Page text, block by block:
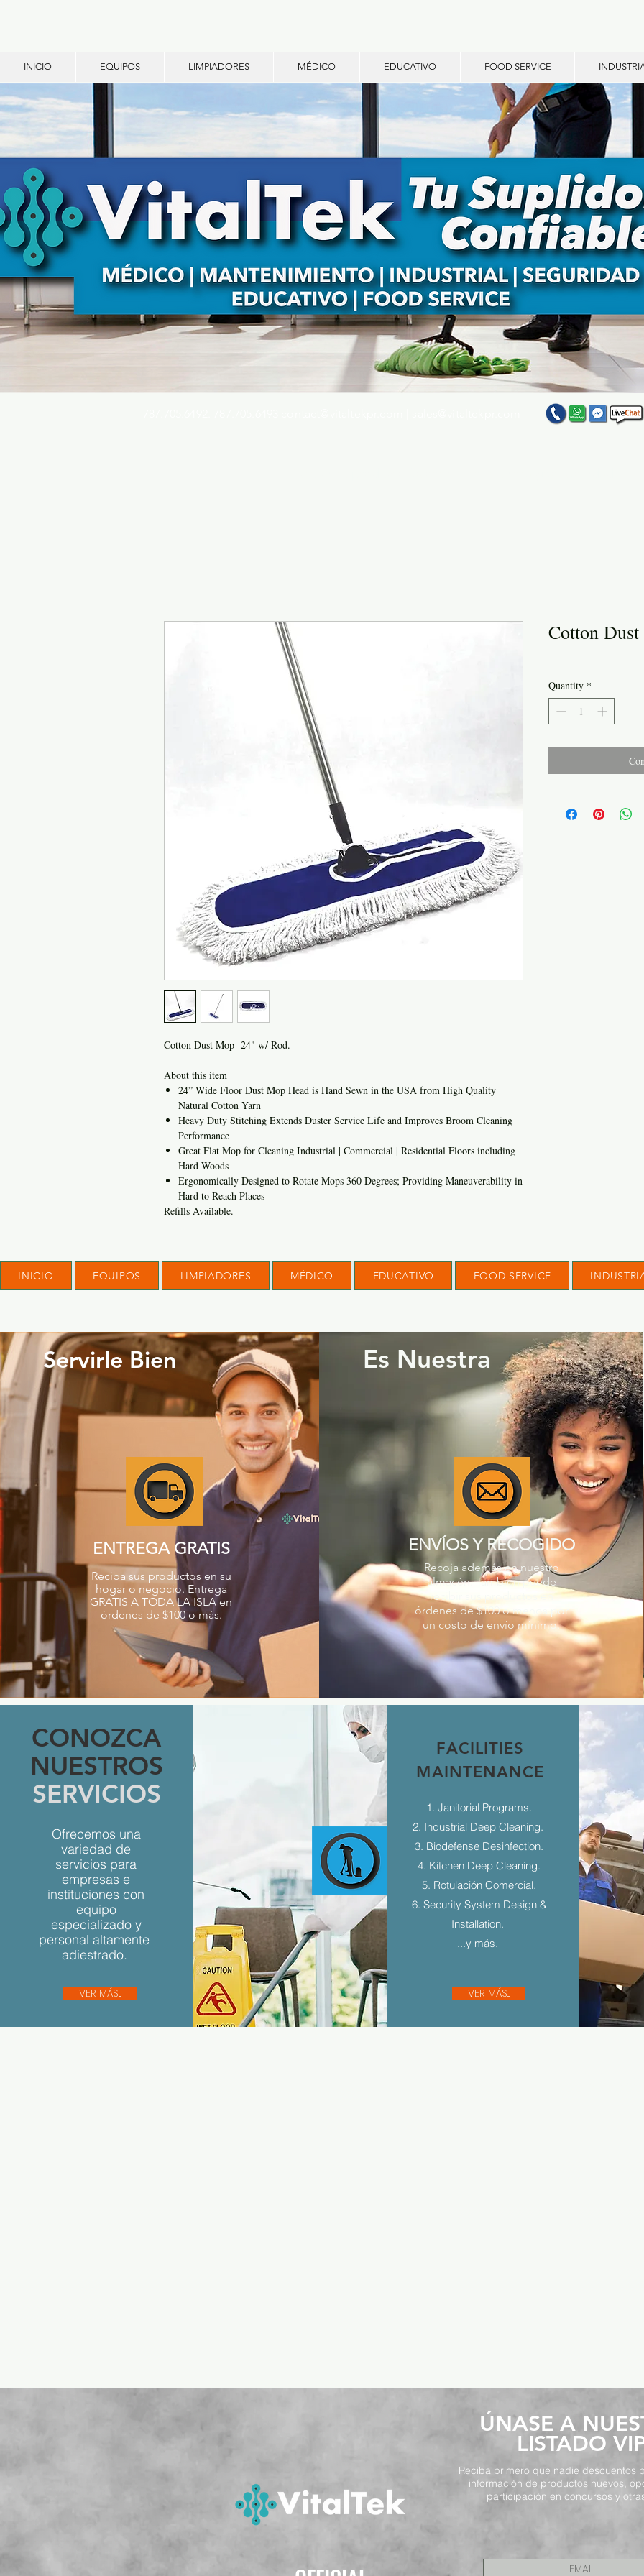
INICIO EQUIPOS LIMPIADORES MÉDICO EDUCATIVO FOOD SERVICE
Cotton Dust Mop 24" w/ Rod.
About this item
24” Wide Floor Dust Mop Head is Hand Sewn in the USA from High Quality
Natural Cotton Yarn
Heavy Duty Stitching Extends Duster Service Life and Improves Broom Cleaning
Performance
Great Flat Mop for Cleaning Industrial | Commercial | Residential Floors including
Hard Woods
Ergonomically Designed to Rotate Mops 360 Degrees; Providing Maneuverability in
Hard to Reach Places
Refills Available.
Cotton
Quantity *
INICIO EQUIPOS LIMPIADORES MÉDICO EDUCATIVO FOOD SERVICE
Servirle Bien
ENTREGA GRATIS
Reciba sus productos en su
hogar o negocio. Entrega
GRATIS A TODA LA ISLA en
órdenes de $100 o más.
Es Nuestra
ENVÍOS Y RECOGIDO
Recoja además en nuestro
almacén. También puede
recibir sus productos en
órdenes de $100 o menos por
un costo de envío mínimo.
CONOZCA
NUESTROS
SERVICIOS
Ofrecemos una
variedad de
servicios para
empresas e
instituciones con
equipo
especializado y
personal altamente
adiestrado.
VER MÁS...
FACILITIES
MAINTENANCE
1. Janitorial Programs.
2. Industrial Deep Cleaning.
3. Biodefense Desinfection.
4. Kitchen Deep Cleaning.
5. Rotulación Comercial.
6. Security System Design &
Installation.
...y más.
VER MÁS...
​ÚNASE A
LISTADO
Reciba primero que nadie descuentos
información de productos nuevos,
participación en concursos y